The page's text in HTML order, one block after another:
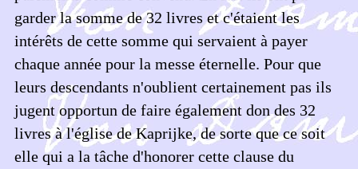
garder la somme de 32 livres et c'étaient les
intérêts de cette somme qui servaient à payer
chaque année pour la messe éternelle. Pour que
leurs descendants n'oublient certainement pas ils
jugent opportun de faire également don des 32
livres à l'église de Kaprijke, de sorte que ce soit
elle qui a la tâche d'honorer cette clause du